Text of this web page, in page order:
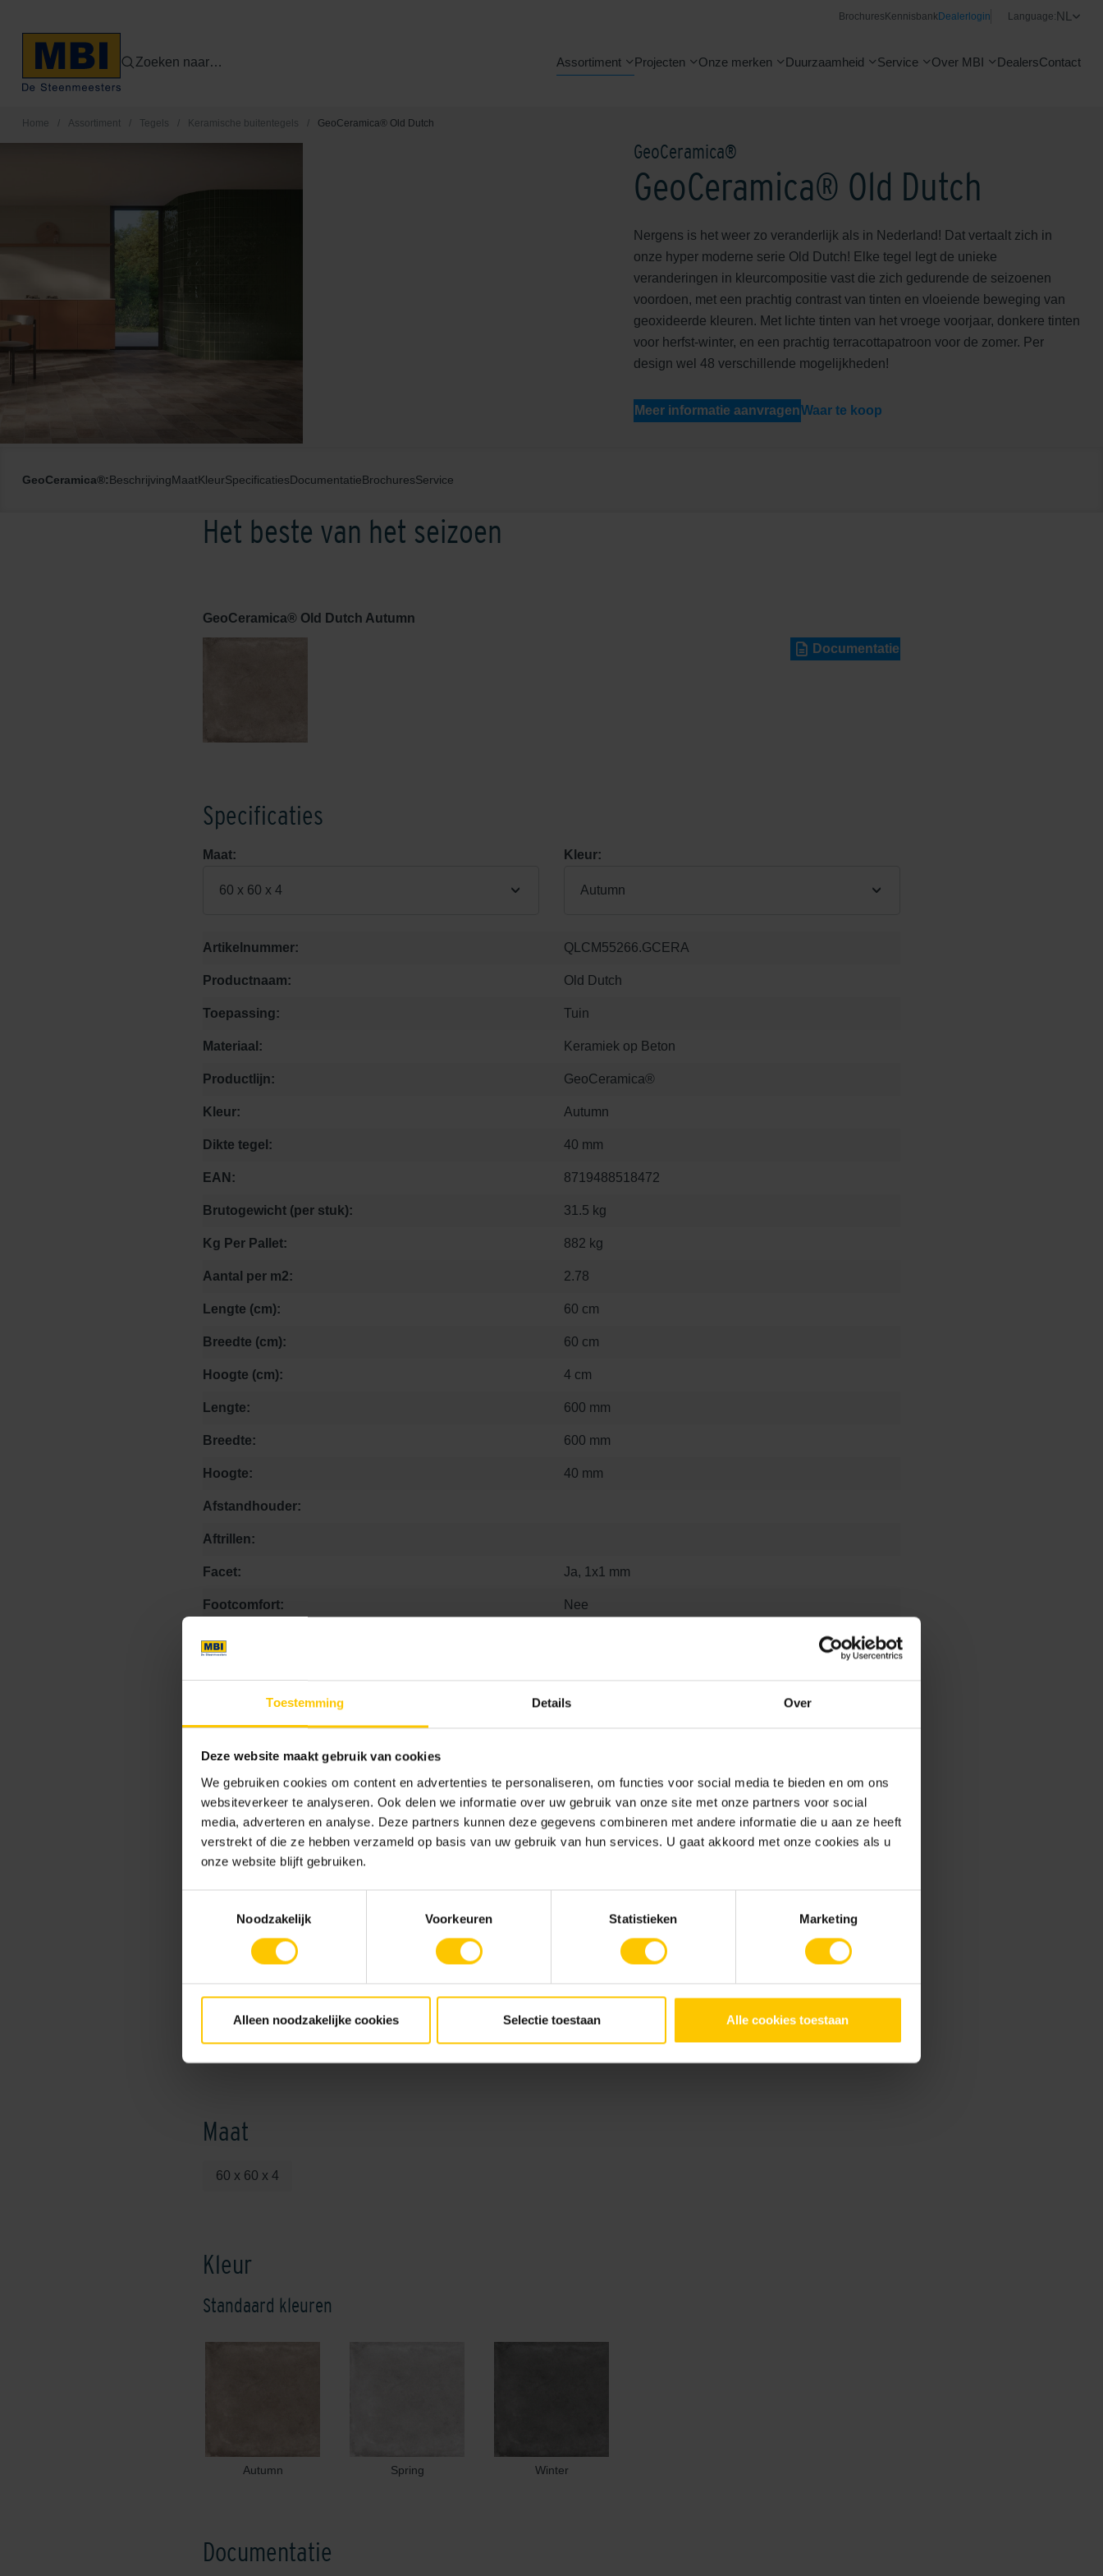
Toestemming Details Over
Deze website maakt gebruik van cookies
We gebruiken cookies om content en advertenties te personaliseren, om functies voor social media te bieden en om ons
websiteverkeer te analyseren. Ook delen we informatie over uw gebruik van onze site met onze partners voor social
media, adverteren en analyse. Deze partners kunnen deze gegevens combineren met andere informatie die u aan ze heeft
verstrekt of die ze hebben verzameld op basis van uw gebruik van hun services. U gaat akkoord met onze cookies als u
onze website blijft gebruiken.
Noodzakelijk
Voorkeuren Statistieken Marketing
Alleen noodzakelijke cookies Selectie toestaan Alle cookies toestaan
Brochures KennisbankDealerlogin Language:NL
Zoeken naar… Assortiment Projecten Onze merken Duurzaamheid Service Over MBI DealersContact
Home / Assortiment / Tegels / Keramische buitentegels / GeoCeramica® Old Dutch
GeoCeramica®
GeoCeramica® Old Dutch
Nergens is het weer zo veranderlijk als in Nederland! Dat vertaalt zich in
onze hyper moderne serie Old Dutch! Elke tegel legt de unieke
veranderingen in kleurcompositie vast die zich gedurende de seizoenen
voordoen, met een prachtig contrast van tinten en vloeiende beweging van
geoxideerde kleuren. Met lichte tinten van het vroege voorjaar, donkere tinten
voor herfst-winter, en een prachtig terracottapatroon voor de zomer. Per
design wel 48 verschillende mogelijkheden!
Meer informatie aanvragenWaar te koop
GeoCeramica®:BeschrijvingMaatKleurSpecificatiesDocumentatieBrochuresService
Het beste van het seizoen
GeoCeramica® Old Dutch Autumn
Documentatie
Specificaties
Maat:
60 x 60 x 4
Kleur:
Autumn
Artikelnummer: QLCM55266.GCERA
Productnaam: Old Dutch
Toepassing: Tuin
Materiaal: Keramiek op Beton
Productlijn: GeoCeramica®
Kleur: Autumn
Dikte tegel: 40 mm
EAN: 8719488518472
Brutogewicht (per stuk): 31.5 kg
Kg Per Pallet: 882 kg
Aantal per m2: 2.78
Lengte (cm): 60 cm
Breedte (cm): 60 cm
Hoogte (cm): 4 cm
Lengte: 600 mm
Breedte: 600 mm
Hoogte: 40 mm
Afstandhouder:
Aftrillen:
Facet: Ja, 1x1 mm
Footcomfort: Nee
Hogedrukspuit:
Kleurvastheid:
Onderhoudsvriendelijk:
Stroefheid:
Vlekbestendigheid:
GeoCeramica leggen
GeoCeramica zagen
Tuin
Kleurcode: 55266
Maat
60 x 60 x 4
Kleur
Standaard kleuren
Autumn Spring Winter
Documentatie